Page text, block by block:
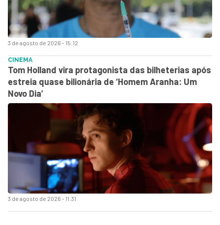
3 de agosto de 2026 - 15:12
3 de agosto de 2026 - 11:31
CINEMA
Tom Holland vira protagonista das bilheterias após
estreia quase bilionária de ‘Homem Aranha: Um
Novo Dia’